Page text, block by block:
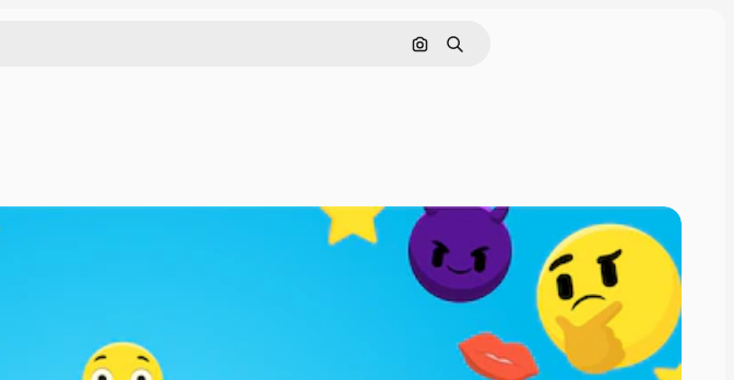
Cerca per immagine
Ricerca